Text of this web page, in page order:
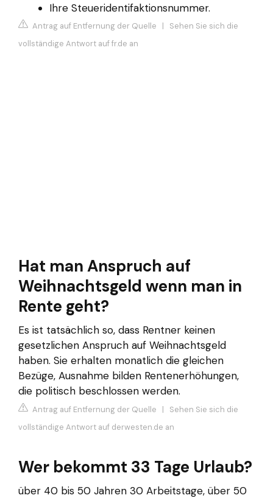
Ihre Steueridentifaktionsnummer.
Antrag auf Entfernung der Quelle | Sehen Sie sich die
vollständige Antwort auf fr.de an
Hat man Anspruch auf
Weihnachtsgeld wenn man in
Rente geht?
Es ist tatsächlich so, dass Rentner keinen
gesetzlichen Anspruch auf Weihnachtsgeld
haben. Sie erhalten monatlich die gleichen
Bezüge, Ausnahme bilden Rentenerhöhungen,
die politisch beschlossen werden.
Antrag auf Entfernung der Quelle | Sehen Sie sich die
vollständige Antwort auf derwesten.de an
Wer bekommt 33 Tage Urlaub?
über 40 bis 50 Jahren 30 Arbeitstage, über 50